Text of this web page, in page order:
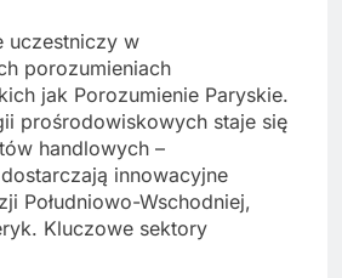
uczestniczy w
porozumieniach
jak Porozumienie Paryskie.
prośrodowiskowych staje się
handlowych –
innowacyjne
Południowo-Wschodniej,
Kluczowe sektory